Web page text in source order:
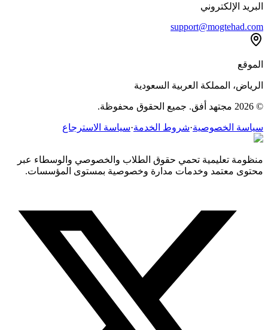
البريد الإلكتروني
support@mogtehad.com
الموقع
الرياض، المملكة العربية السعودية
© 2026 مجتهد أفق. جميع الحقوق محفوظة.
سياسة الخصوصية·شروط الخدمة·سياسة الاسترجاع
منظومة تعليمية تحمي حقوق الطلاب والخصوصي والوسطاء عبر
محتوى معتمد وخدمات مدارة وخصوصية بمستوى المؤسسات.